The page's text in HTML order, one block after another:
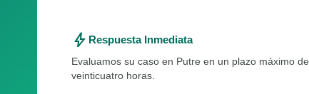
bolt Respuesta Inmediata
Evaluamos su caso en Putre en un plazo máximo de
veinticuatro horas.